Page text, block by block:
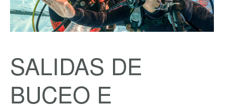
SALIDAS DE
BUCEO E